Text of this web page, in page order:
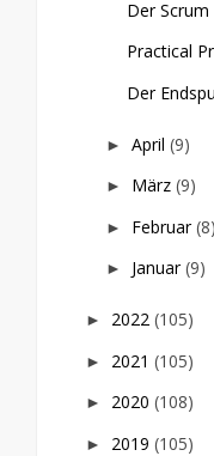
Der
Practical
Der
► April (9)
► März (9)
► Februar(8)
► Januar(9)
► 2022 (105)
► 2021 (105)
► 2020 (108)
► 2019 (105)